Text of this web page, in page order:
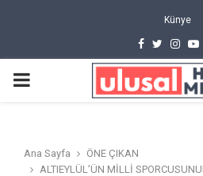
Künye
Facebook
Twitter
PRIMARY
Ana Sayfa
ÖNE ÇIKAN
ALTIEYLÜL’ÜN MİLLİ